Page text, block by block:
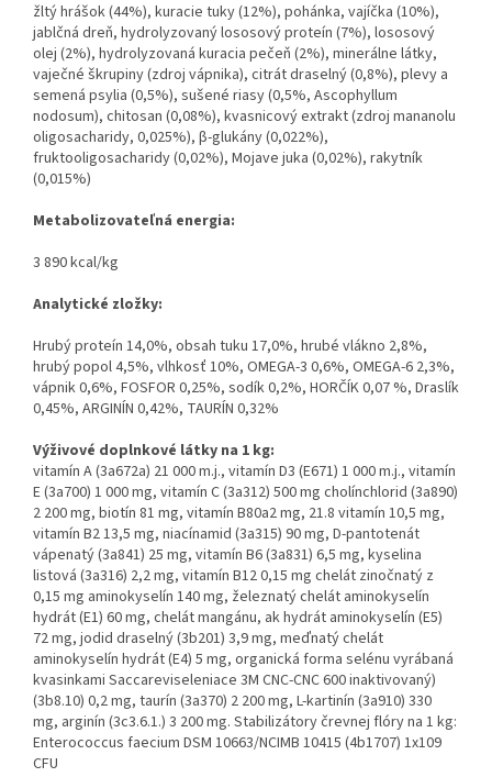
žltý hrášok (44%), kuracie tuky (12%), pohánka, vajíčka (10%),
jablčná dreň, hydrolyzovaný lososový proteín (7%), lososový
olej (2%), hydrolyzovaná kuracia pečeň (2%), minerálne látky,
vaječné škrupiny (zdroj vápnika), citrát draselný (0,8%), plevy a
semená psylia (0,5%), sušené riasy (0,5%, Ascophyllum
nodosum), chitosan (0,08%), kvasnicový extrakt (zdroj mananolu
oligosacharidy, 0,025%), β-glukány (0,022%),
fruktooligosacharidy (0,02%), Mojave juka (0,02%), rakytník
(0,015%)
Metabolizovateľná energia:
3 890 kcal/kg
Analytické zložky:
Hrubý proteín 14,0%, obsah tuku 17,0%, hrubé vlákno 2,8%,
hrubý popol 4,5%, vlhkosť 10%, OMEGA-3 0,6%, OMEGA-6 2,3%,
vápnik 0,6%, FOSFOR 0,25%, sodík 0,2%, HORČÍK 0,07 %, Draslík
0,45%, ARGINÍN 0,42%, TAURÍN 0,32%
Výživové doplnkové látky na 1 kg:
vitamín A (3a672a) 21 000 m.j., vitamín D3 (E671) 1 000 m.j., vitamín
E (3a700) 1 000 mg, vitamín C (3a312) 500 mg cholínchlorid (3a890)
2 200 mg, biotín 81 mg, vitamín B80a2 mg, 21.8 vitamín 10,5 mg,
vitamín B2 13,5 mg, niacínamid (3a315) 90 mg, D-pantotenát
vápenatý (3a841) 25 mg, vitamín B6 (3a831) 6,5 mg, kyselina
listová (3a316) 2,2 mg, vitamín B12 0,15 mg chelát zinočnatý z
0,15 mg aminokyselín 140 mg, železnatý chelát aminokyselín
hydrát (E1) 60 mg, chelát mangánu, ak hydrát aminokyselín (E5)
72 mg, jodid draselný (3b201) 3,9 mg, meďnatý chelát
aminokyselín hydrát (E4) 5 mg, organická forma selénu vyrábaná
kvasinkami Saccareviseleniace 3M CNC-CNC 600 inaktivovaný)
(3b8.10) 0,2 mg, taurín (3a370) 2 200 mg, L-kartinín (3a910) 330
mg, arginín (3c3.6.1.) 3 200 mg. Stabilizátory črevnej flóry na 1 kg:
Enterococcus faecium DSM 10663/NCIMB 10415 (4b1707) 1x109
CFU